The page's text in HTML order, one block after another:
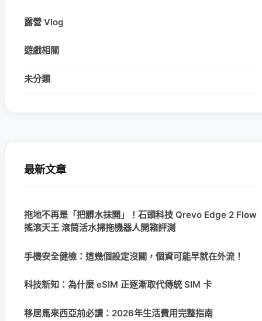
露營 Vlog
遊戲相關
未分類
最新文章
拖地不再是「把髒水抹開」！石頭科技 Qrevo Edge 2 Flow
搖滾天王 滾筒活水掃拖機器人開箱評測
手機安全健檢：這幾個設定沒關，個資可能早就在外流！
科技新知：為什麼 eSIM 正逐漸取代傳統 SIM 卡
移居馬來西亞前必讀：2026年生活費用完整指南